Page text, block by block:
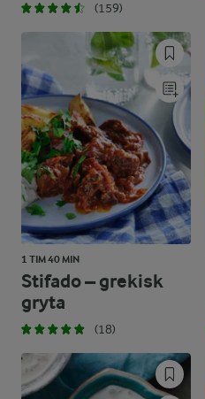
(159)
1 TIM 40 MIN
Stifado – grekisk
gryta
(18)